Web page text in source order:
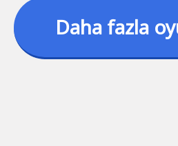
Daha fazla